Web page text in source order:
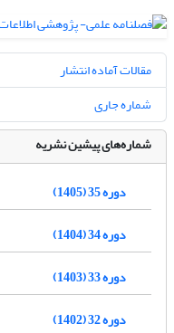
مقالات آماده انتشار
شماره جاری
شماره‌های پیشین نشریه
دوره 35 (1405)
دوره 34 (1404)
دوره 33 (1403)
دوره 32 (1402)